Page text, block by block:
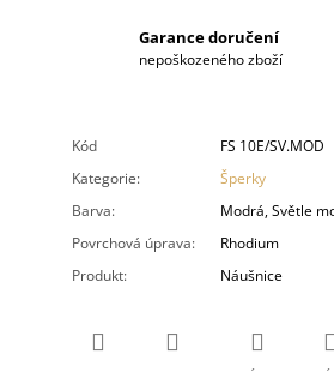
Garance doručení
nepoškozeného zboží
Kód
FS 10E/SV.MOD
Kategorie:
Šperky
Barva:
Modrá, Světle
Povrchová úprava:
Rhodium
Produkt: Náušnice